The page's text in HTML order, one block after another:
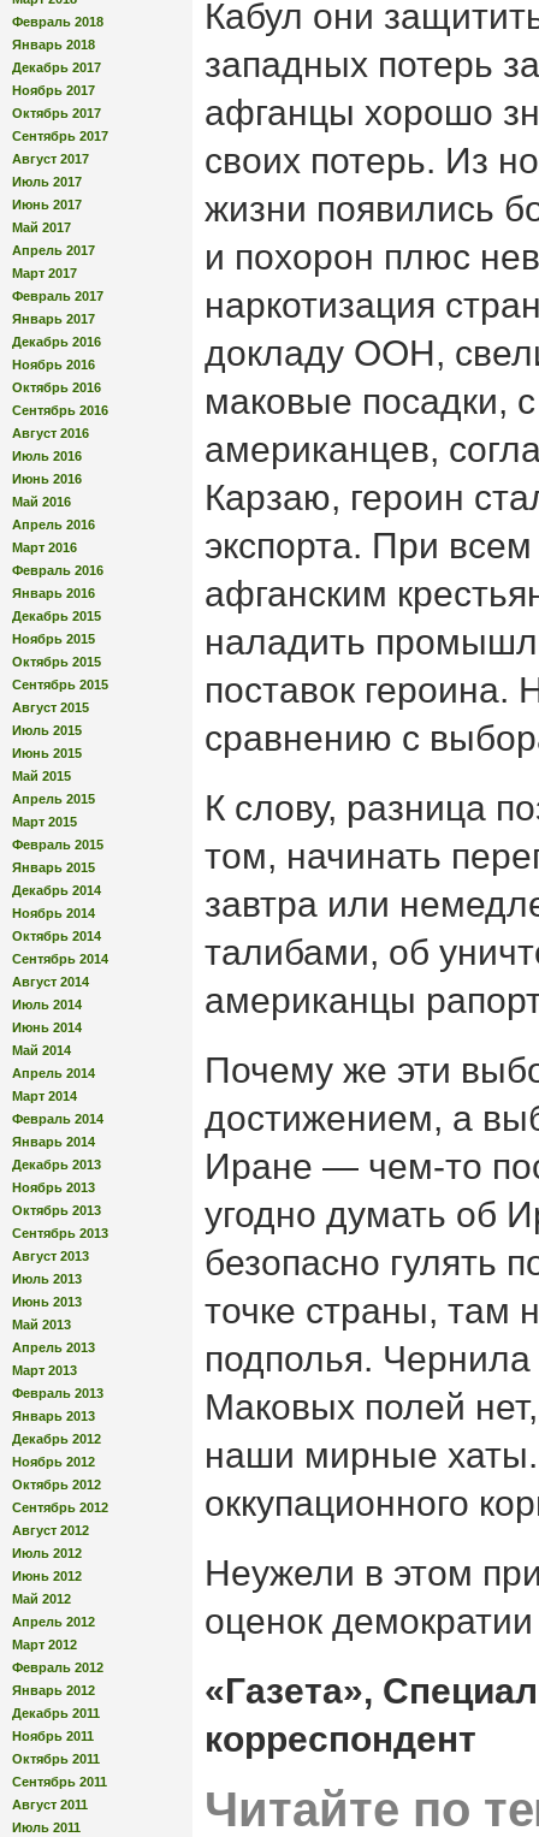
Февраль 2018
Январь 2018
Декабрь 2017
Ноябрь 2017
Октябрь 2017
Сентябрь 2017
Август 2017
Июль 2017
Июнь 2017
Май 2017
Апрель 2017
Март 2017
Февраль 2017
Январь 2017
Декабрь 2016
Ноябрь 2016
Октябрь 2016
Сентябрь 2016
Август 2016
Июль 2016
Июнь 2016
Май 2016
Апрель 2016
Март 2016
Февраль 2016
Январь 2016
Декабрь 2015
Ноябрь 2015
Октябрь 2015
Сентябрь 2015
Август 2015
Июль 2015
Июнь 2015
Май 2015
Апрель 2015
Март 2015
Февраль 2015
Январь 2015
Декабрь 2014
Ноябрь 2014
Октябрь 2014
Сентябрь 2014
Август 2014
Июль 2014
Июнь 2014
Май 2014
Апрель 2014
Март 2014
Февраль 2014
Январь 2014
Декабрь 2013
Ноябрь 2013
Октябрь 2013
Сентябрь 2013
Август 2013
Июль 2013
Июнь 2013
Май 2013
Апрель 2013
Март 2013
Февраль 2013
Январь 2013
Декабрь 2012
Ноябрь 2012
Октябрь 2012
Сентябрь 2012
Август 2012
Июль 2012
Июнь 2012
Май 2012
Апрель 2012
Март 2012
Февраль 2012
Январь 2012
Декабрь 2011
Ноябрь 2011
Октябрь 2011
Сентябрь 2011
Август 2011
Июль 2011
Кабул они
западных потерь
афганцы хорошо
своих потерь. Из
жизни появились
и похорон плюс
наркотизация
докладу ООН,
маковые посадки,
американцев,
Карзаю, героин
экспорта. При
афганским
наладить
поставок героина.
сравнению с
К слову, разница
том, начинать
завтра или
талибами, об
американцы
Почему же эти
достижением, а
Иране — чем-то
угодно думать об
безопасно гулять
точке страны, там
подполья.
Маковых полей
наши мирные
оккупационного
Неужели в этом
оценок
«Газета»,
корреспондент
Читайте по